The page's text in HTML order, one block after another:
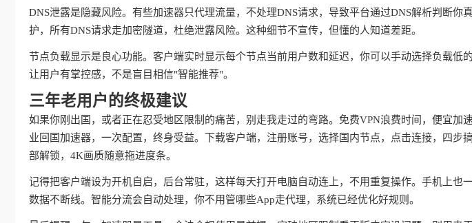
DNS泄露是隐藏风险。有些加速器只代理流量，不处理DNS请求，导致平台通过DNS解析判断你真
护，所有DNS请求走加密隧道，杜绝泄露风险。这种细节不宣传，但懂的人知道差距。
节点负载显示是良心功能。客户端实时显示每个节点当前用户数和延迟，你可以手动选择负载低
让用户有掌控感，不是盲目相信"智能推荐"。
三年老用户的终极建议
如果你刚出国，或者正在忍受地区限制的痛苦，别走我走过的弯路。免费VPN浪费时间，便宜加
业回国加速器，一次配置，终身受益。下载客户端，注册账号，选择国内节点，点击连接，四步
部解锁，4K画质随意拖进度条。
记得把客户端设为开机自启，后台常驻，这样每天打开电脑自动连上，不用重复操作。手机上也
数据不断线。智能分流会自动处理，你不用管哪些App走代理，系统已经优化好规则。